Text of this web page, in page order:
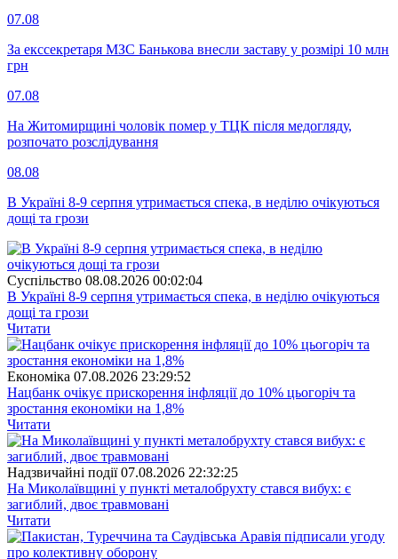
07.08
За екссекретаря МЗС Банькова внесли заставу у розмірі 10 млн
грн
07.08
На Житомирщині чоловік помер у ТЦК після медогляду,
розпочато розслідування
08.08
В Україні 8-9 серпня утримається спека, в неділю очікуються
дощі та грози
Суспiльство 08.08.2026 00:02:04
В Україні 8-9 серпня утримається спека, в неділю очікуються
дощі та грози
Читати
Економіка 07.08.2026 23:29:52
Нацбанк очікує прискорення інфляції до 10% цьогоріч та
зростання економіки на 1,8%
Читати
Надзвичайні події 07.08.2026 22:32:25
На Миколаївщині у пункті металобрухту стався вибух: є
загиблий, двоє травмовані
Читати